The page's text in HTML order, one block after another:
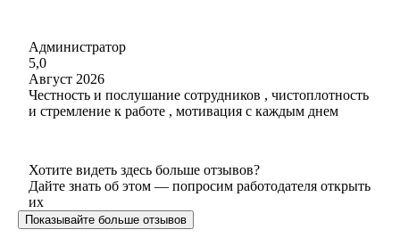
Администратор
5,0
Август 2026
Честность и послушание сотрудников , чистоплотность
и стремление к работе , мотивация с каждым днем
Хотите видеть здесь больше отзывов?
Дайте знать об этом — попросим работодателя открыть
их
Показывайте больше отзывов